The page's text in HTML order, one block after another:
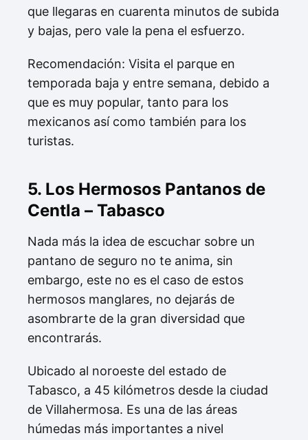
que llegaras en cuarenta minutos de subida
y bajas, pero vale la pena el esfuerzo.
Recomendación: Visita el parque en
temporada baja y entre semana, debido a
que es muy popular, tanto para los
mexicanos así como también para los
turistas.
5. Los Hermosos Pantanos de
Centla – Tabasco
Nada más la idea de escuchar sobre un
pantano de seguro no te anima, sin
embargo, este no es el caso de estos
hermosos manglares, no dejarás de
asombrarte de la gran diversidad que
encontrarás.
Ubicado al noroeste del estado de
Tabasco, a 45 kilómetros desde la ciudad
de Villahermosa. Es una de las áreas
húmedas más importantes a nivel